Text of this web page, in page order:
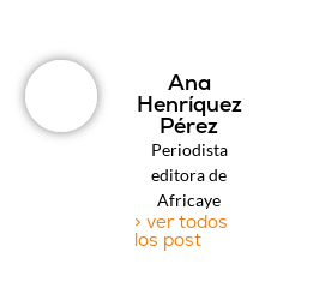
Ana
Henríquez
Pérez
Periodista
editora de
Africaye
> ver todos
los post